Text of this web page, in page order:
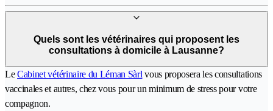
Quels sont les vétérinaires qui proposent les
consultations à domicile à Lausanne?
LeCabinet vétérinaire du Léman Sàrl vous proposera les consultations
vaccinales et autres, chez vous pour un minimum de stress pour votre
compagnon.